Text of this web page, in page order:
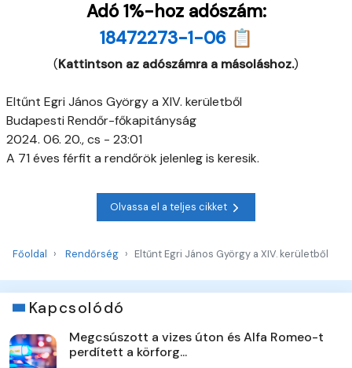
Adó 1%-hoz adószám:
18472273-1-06 📋
(Kattintson az adószámra a másoláshoz.)
Eltűnt Egri János György a XIV. kerületből
Budapesti Rendőr-főkapitányság
2024. 06. 20., cs - 23:01
A 71 éves férfit a rendőrök jelenleg is keresik.
Olvassa el a teljes cikket
Főoldal Rendőrség Eltűnt Egri János György a XIV. kerületből
Kapcsolódó
Megcsúszott a vizes úton és Alfa Romeo-t
perdített a körforg...